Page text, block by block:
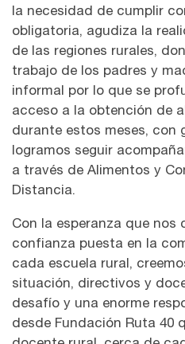
la necesidad de cumplir
obligatoria, agudiza la
de las regiones rurales,
trabajo de los padres y
informal por lo que se
acceso a la obtención de
durante estos meses, con
logramos seguir
a través de Alimentos y
Distancia.
Con la esperanza que nos
confianza puesta en la
cada escuela rural,
situación, directivos y
desafío y una enorme
desde Fundación Ruta 40